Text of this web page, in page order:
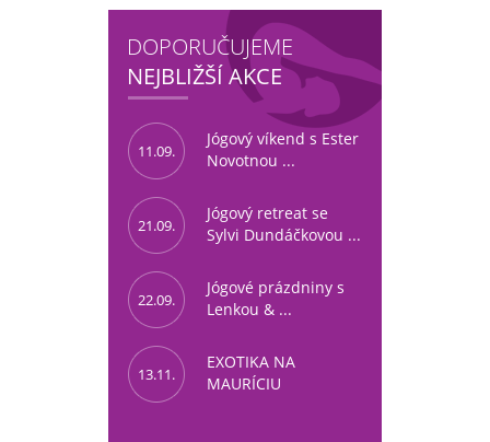
DOPORUČUJEME
NEJBLIŽŠÍ AKCE
11.09.
Jógový víkend s Ester
Novotnou ...
21.09.
Jógový retreat se
Sylvi Dundáčkovou ...
22.09.
Jógové prázdniny s
Lenkou & ...
13.11.
EXOTIKA NA
MAURÍCIU